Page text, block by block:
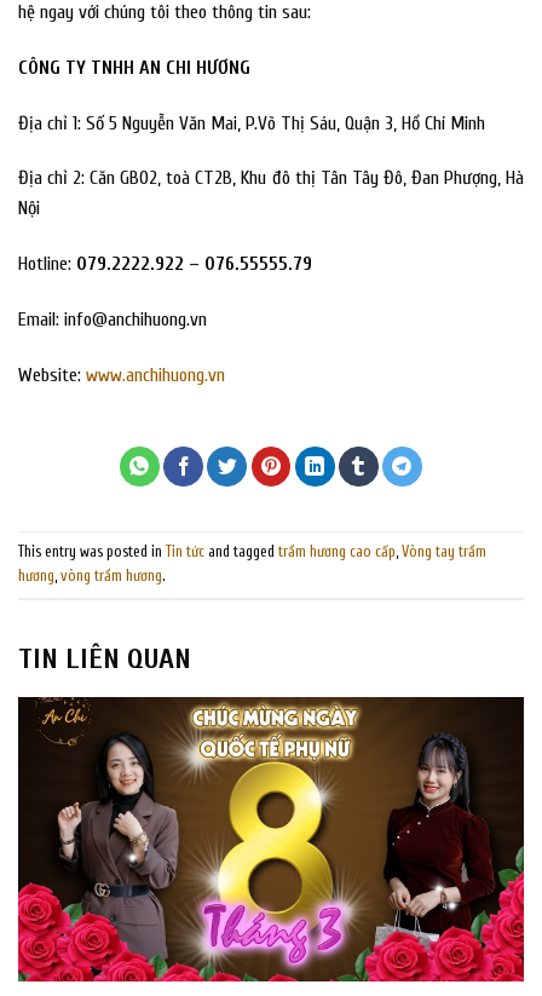
hệ ngay với chúng tôi theo thông tin sau:
CÔNG TY TNHH AN CHI HƯƠNG
Địa chỉ 1: Số 5 Nguyễn Văn Mai, P.Võ Thị Sáu, Quận 3, Hồ Chí Minh
Địa chỉ 2: Căn GB02, toà CT2B, Khu đô thị Tân Tây Đô, Đan Phượng, Hà
Nội
Hotline: 079.2222.922 – 076.55555.79
Email: info@anchihuong.vn
Website: www.anchihuong.vn
This entry was posted in Tin tức and tagged trầm hương cao cấp,Vòng tay trầm
hương,vòng trầm hương.
TIN LIÊN QUAN